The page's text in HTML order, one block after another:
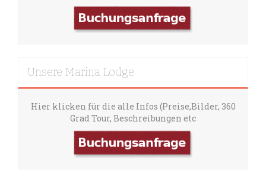
Unsere Marina Lodge
Hier klicken für die alle Infos (Preise,Bilder, 360
Grad Tour, Beschreibungen etc